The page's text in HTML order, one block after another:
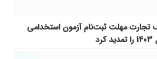
تجارت مهلت ثبت‌نام آزمون استخدامی
کرد